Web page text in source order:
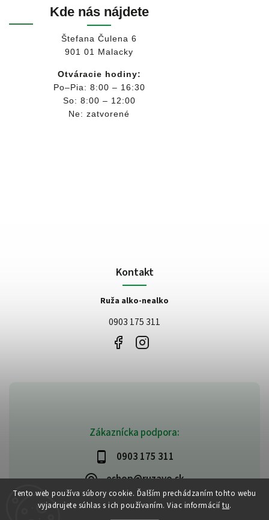
Tento web používa súbory cookie. Ďalším prechádzaním tohto webu
vyjadrujete súhlas s ich používaním. Viac informácií tu.
Zákaznícka podpora:
0903 175 311
eshop@ruzavo.sk
Kde nás nájdete
Štefana Čulena 6
901 01 Malacky
Otváracie hodiny:
Po–Pia: 8:00 – 16:30
So: 8:00 – 12:00
Ne: zatvorené
Kontakt
Ruža alko-nealko
0903 175 311